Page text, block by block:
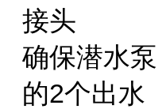
接头
确保潜水泵
的2个出水